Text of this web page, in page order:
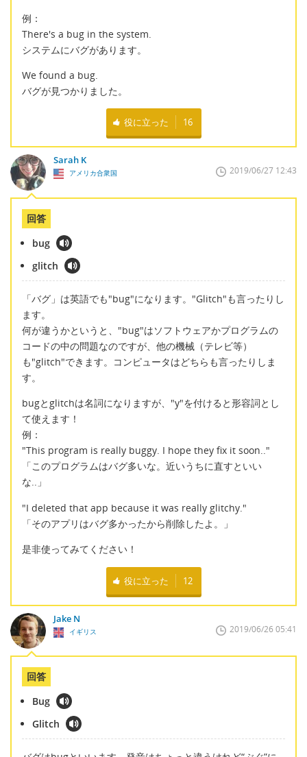
例：
There's a bug in the system.
システムにバグがあります。
We found a bug.
バグが見つかりました。
役に立った 16
Sarah K
アメリカ合衆国 2019/06/27 12:43
回答
bug
glitch
「バグ」は英語でも"bug"になります。"Glitch"も言ったりし
ます。
何が違うかというと、"bug"はソフトウェアかプログラムの
コードの中の問題なのですが、他の機械（テレビ等）
も"glitch"できます。コンピュータはどちらも言ったりしま
す。
bugとglitchは名詞になりますが、"y"を付けると形容詞とし
て使えます！
例：
"This program is really buggy. I hope they fix it soon.."
「このプログラムはバグ多いな。近いうちに直すといい
な..」
"I deleted that app because it was really glitchy."
「そのアプリはバグ多かったから削除したよ。」
是非使ってみてください！
役に立った 12
Jake N
イギリス 2019/06/26 05:41
回答
Bug
Glitch